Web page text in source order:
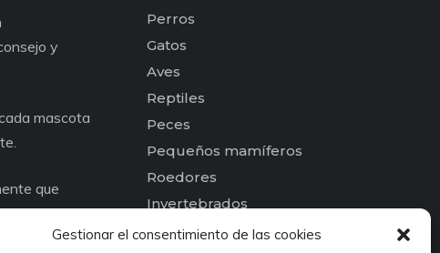
Gestionar el consentimiento de las cookies
y
mascota
que
para tu
Perros
Gatos
Aves
Reptiles
Peces
Pequeños mamíferos
Roedores
Invertebrados
Otros